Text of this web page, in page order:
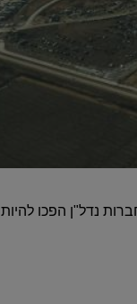
נדל"ן הפכו להיות